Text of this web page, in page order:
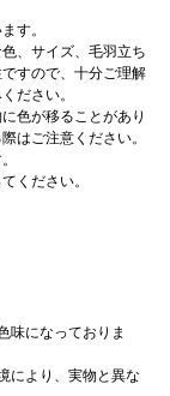
す。
、サイズ、毛羽立ち
すので、十分ご理解
ださい。
色が移ることがあり
はご注意ください。
ください。
味になっておりま
により、実物と異な